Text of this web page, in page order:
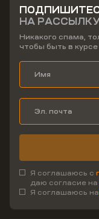
НА
Никакого спама,
чтобы быть в курсе
Я соглашаюсь с
даю согласие на
Я соглашаюсь на